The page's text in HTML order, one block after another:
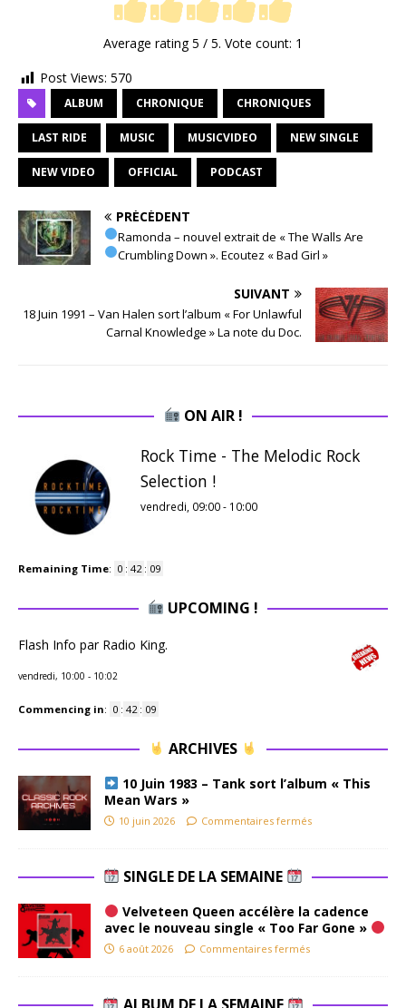
Average rating5 / 5. Vote count: 1
Post Views: 570
ALBUM CHRONIQUE CHRONIQUES
LAST RIDE MUSIC MUSICVIDEO NEW SINGLE
NEW VIDEO OFFICIAL PODCAST
PRÉCÉDENT
Ramonda – nouvel extrait de « The Walls Are
Crumbling Down ». Ecoutez « Bad Girl »
SUIVANT
18 Juin 1991 – Van Halen sort l’album « For Unlawful
Carnal Knowledge » La note du Doc.
ON AIR !
Rock Time - The Melodic Rock
Selection !
vendredi, 09:00- 10:00
Remaining Time: 0 : 42 : 08
UPCOMING !
Flash Info par Radio King.
vendredi, 10:00 - 10:02
Commencing in: 0 : 42 : 08
ARCHIVES
10 Juin 1983 – Tank sort l’album « This
Mean Wars »
10 juin 2026 Commentaires fermés
SINGLE DE LA SEMAINE
Velveteen Queen accélère la cadence
avec le nouveau single « Too Far Gone »
6 août 2026 Commentaires fermés